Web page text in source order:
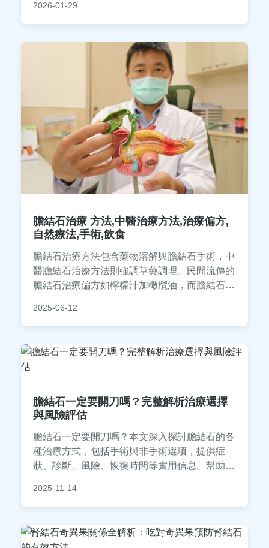
石，維護口腔健康。內容涵蓋工具推薦、價格比
較和個人使用經驗，避免常見錯誤。
2026-01-29
膽結石治療 方法,中醫治療方法,治療偏方,
自然療法,手術,飲食
膽結石治療方法包含藥物溶解與膽結石手術，中
醫膽結石治療方法則強調草藥調理。民間流傳的
膽結石治療偏方如檸檬汁加橄欖油，而膽結石自
油高纖，避免過量攝取膽固醇，才能有效預防與
改善膽結石問題！
2025-06-12
膽結石一定要開刀嗎？完整解析治療選擇
與風險評估
膽結石一定要開刀嗎？本文深入探討膽結石的各
種治療方式，包括手術與非手術選項，提供症
狀、診斷、風險、恢復時間等實用信息。幫助你
合有膽結石困擾的讀者參考。
2025-11-14